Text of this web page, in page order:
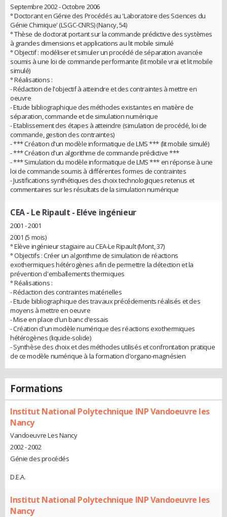
Septembre 2002 - Octobre 2006
° Doctorant en Génie des Procédés au 'Laboratoire des Sciences du
Génie Chimique' (LSGC-CNRS) (Nancy, 54)
° Thèse de doctorat portant sur la commande prédictive des systèmes
à grandes dimensions et applications au lit mobile simulé
° Objectif : modéliser et simuler un procédé de séparation avancée
soumis à une loi de commande performante (lit mobile vrai et lit mobile
simulé)
° Réalisations :
- Rédaction de l'objectif à atteindre et des contraintes à mettre en
oeuvre
- Etude bibliographique des méthodes existantes en matière de
séparation, commande et de simulation numérique
- Etablissement des étapes à atteindre (simulation de procédé, loi de
commande, gestion des contraintes)
- *** Création d'un modèle informatique de LMS *** (lit mobile simulé)
- *** Création d'un algorithme de commande prédictive ***
- *** Simulation du modèle informatique de LMS *** en réponse à une
loi de commande soumis à différentes formes de contraintes
- Justifications synthétiques des choix technologiques retenus et
commentaires sur les résultats de la simulation numérique
CEA - Le Ripault - Eléve ingénieur
2001 - 2001
2001 (5 mois)
° Elève ingénieur stagiaire au CEA-Le Ripault (Mont, 37)
° Objectifs : Créer un algorithme de simulation de réactions
exothermiques hétérogènes afin de permettre la détection et la
prévention d'emballements thermiques
° Réalisations :
- Rédaction des contraintes matérielles
- Etude bibliographique des travaux précédements réalisés et des
moyens à mettre en oeuvre
- Mise en place d'un banc d'essais
- Création d'un modèle numérique des réactions exothermiques
hétérogènes (liquide-solide)
- Synthèse des choix et des méthodes utilisés et confrontation pratique
de ce modèle numérique à la formation d'organo-magnésien
Formations
Institut National Polytechnique INP Vandoeuvre les
Nancy
Vandoeuvre Les Nancy
2002 - 2002
Génie des procédés
D.E.A.
Institut National Polytechnique INP Vandoeuvre les
Nancy